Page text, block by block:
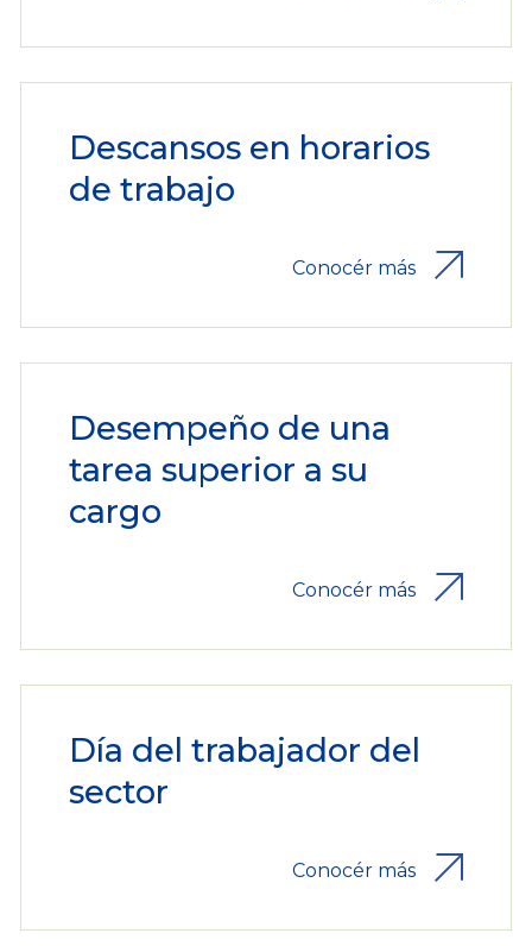
Descansos en horarios
de trabajo
Conocér más
Desempeño de una
tarea superior a su
cargo
Conocér más
Día del trabajador del
sector
Conocér más